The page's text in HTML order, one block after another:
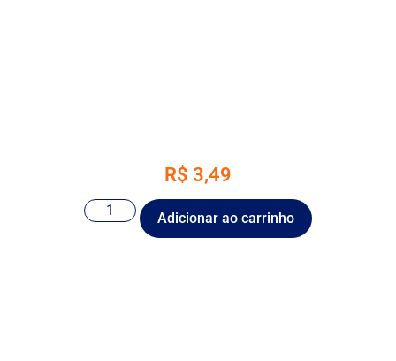
R$ 3,49
Adicionar ao carrinho